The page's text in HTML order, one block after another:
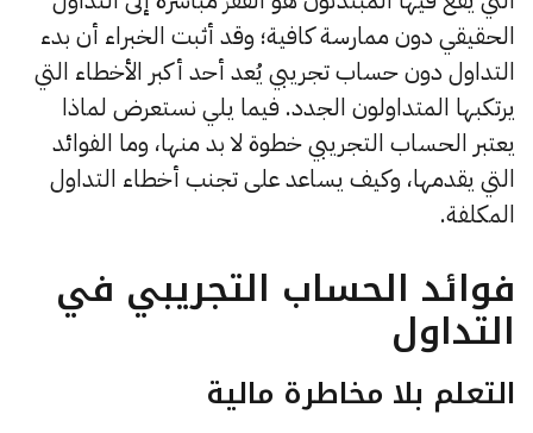
الحقيقي دون ممارسة كافية؛ وقد أثبت الخبراء أن بدء
التداول دون حساب تجريبي يُعد أحد أكبر الأخطاء التي
يرتكبها المتداولون الجدد. فيما يلي نستعرض لماذا
يعتبر الحساب التجريبي خطوة لا بد منها، وما الفوائد
التي يقدمها، وكيف يساعد على تجنب أخطاء التداول
المكلفة.
فوائد الحساب التجريبي في
التداول
التعلم بلا مخاطرة مالية